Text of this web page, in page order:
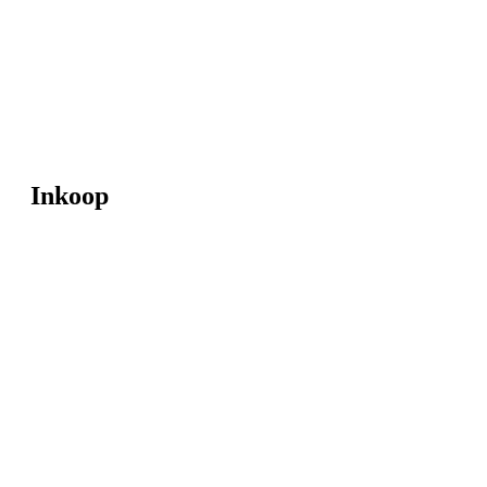
Inkoop